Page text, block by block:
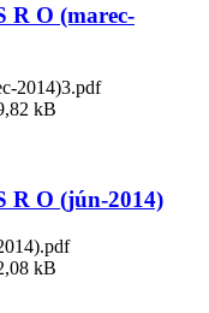
R O (marec-
2014)3.pdf
kB
R O (jún-2014)
kB